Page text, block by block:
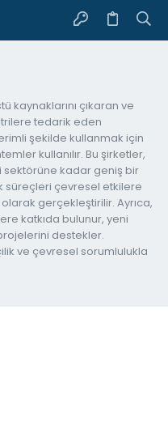
kaynaklarını çıkaran ve
tedarik eden
şekilde kullanmak için
kullanılır. Bu şirketler,
kadar geniş bir
süreçleri çevresel etkilere
gerçekleştirilir. Ayrıca,
katkıda bulunur, yeni
destekler.
ve çevresel sorumlulukla